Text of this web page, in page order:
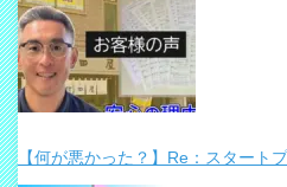
【何が悪かった？】Re：スタート